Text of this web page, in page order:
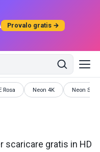
Provalo gratis →
Rosa Neon 4K
Sfondi Neon
Sfondi
scaricare gratis in HD